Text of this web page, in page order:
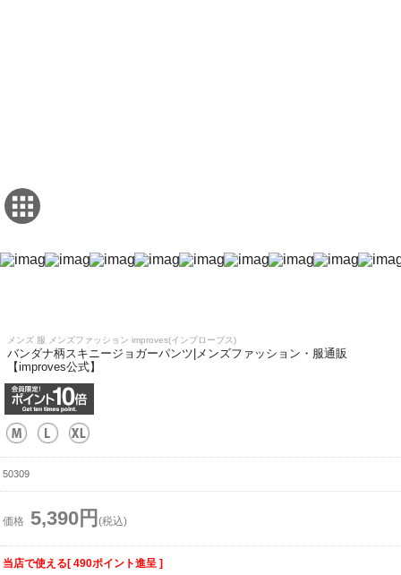
メンズ 服 メンズファッション improves(インプローブス)
バンダナ柄スキニージョガーパンツ|メンズファッション・服通販
【improves公式】
50309
価格 5,390円 (税込)
当店で使える[ 490ポイント進呈 ]